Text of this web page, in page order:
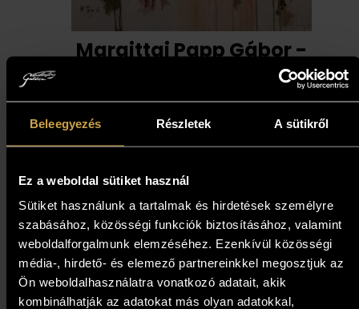
Beleegyezés Részletek A sütikről
Ez a weboldal sütiket használ
Sütiket használunk a tartalmak és hirdetések személyre
szabásához, közösségi funkciók biztosításához, valamint
weboldalforgalmunk elemzéséhez. Ezenkívül közösségi
média-, hirdető- és elemező partnereinkkel megosztjuk az
Ön weboldalhasználatra vonatkozó adatait, akik
kombinálhatják az adatokat más olyan adatokkal,
Margittai Papp Gábor -
Mének harca (79,5x79,5 cm)
491 000Ft